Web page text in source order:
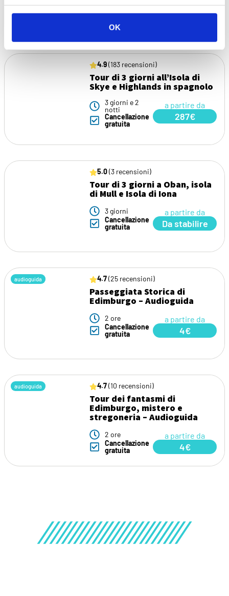
OK
Cancellazione
gratuita
487€
4.9(183 recensioni)
Tour di 3 giorni all’Isola di
Skye e Highlands in spagnolo
3 giorni e 2
notti
Cancellazione
gratuita
a partire da
287€
5.0(3 recensioni)
Tour di 3 giorni a Oban, isola
di Mull e Isola di Iona
3 giorni
Cancellazione
gratuita
a partire da
Da stabilire
audioguida 4.7(25 recensioni)
Passeggiata Storica di
Edimburgo – Audioguida
2 ore
Cancellazione
gratuita
a partire da
4€
audioguida 4.7(10 recensioni)
Tour dei fantasmi di
Edimburgo, mistero e
stregoneria – Audioguida
2 ore
Cancellazione
gratuita
a partire da
4€